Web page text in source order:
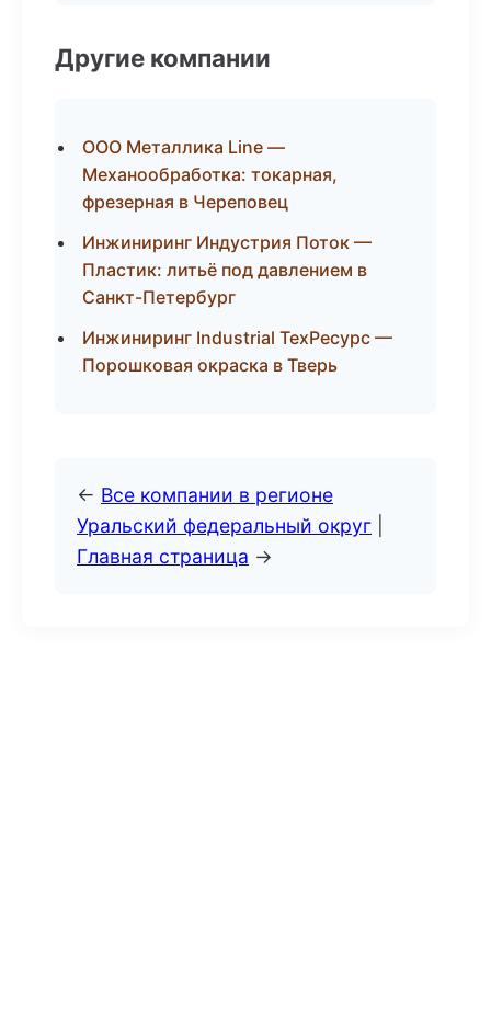
Другие компании
ООО Металлика Line —
Механообработка: токарная,
фрезерная в Череповец
Инжиниринг Индустрия Поток —
Пластик: литьё под давлением в
Санкт-Петербург
Инжиниринг Industrial ТехРесурс —
Порошковая окраска в Тверь
← Все компании в регионе
Уральский федеральный округ
Главная страница →